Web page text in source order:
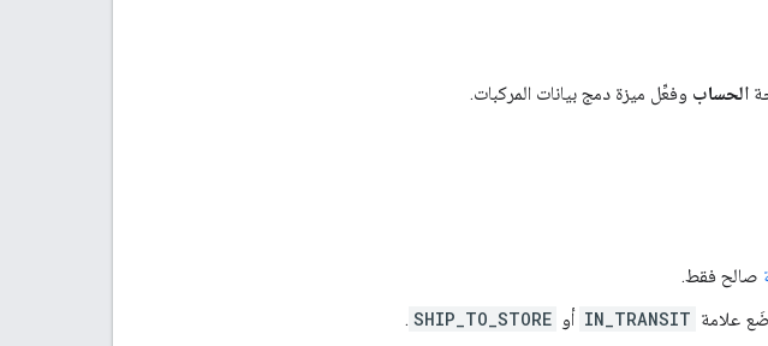
الحساب وفعِّل ميزة دمج بيانات المركبات.
صالح فقط.
ضَع علامة IN_TRANSIT أو SHIP_TO_STORE
.